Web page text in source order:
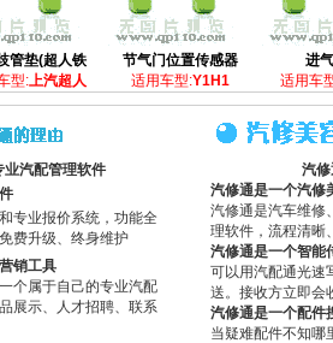
管垫(超人铁
型:上汽超人
节气门位置传感器
适用车型:Y1H1
进
适用车
汽配管理软件
专业报价系统，功能全
费升级、终身维护
销工具
个属于自己的专业汽配
展示、人才招聘、联系
汽
汽修通是一个汽修
汽修通是汽车维修
理软件，流程清晰
汽修通是一个智能
可以用汽配通光速
送。接收方立即会
汽修通是一个配件
当疑难配件不知哪